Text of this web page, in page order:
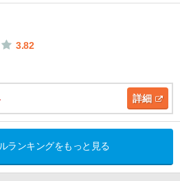
3.82
詳細
ランキングをもっと見る